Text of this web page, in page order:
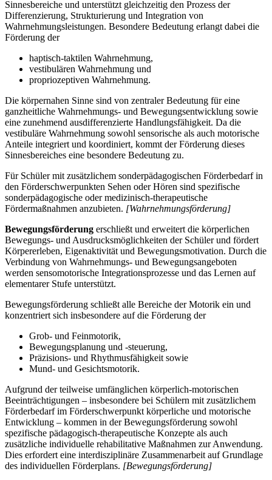
Sinnesbereiche und unterstützt gleichzeitig den Prozess der
Differenzierung, Strukturierung und Integration von
Wahrnehmungsleistungen. Besondere Bedeutung erlangt dabei die
Förderung der
haptisch-taktilen Wahrnehmung,
vestibulären Wahrnehmung und
propriozeptiven Wahrnehmung.
Die körpernahen Sinne sind von zentraler Bedeutung für eine
ganzheitliche Wahrnehmungs- und Bewegungsentwicklung sowie
eine zunehmend ausdifferenzierte Handlungsfähigkeit. Da die
vestibuläre Wahrnehmung sowohl sensorische als auch motorische
Anteile integriert und koordiniert, kommt der Förderung dieses
Sinnesbereiches eine besondere Bedeutung zu.
Für Schüler mit zusätzlichem sonderpädagogischen Förderbedarf in
den Förderschwerpunkten Sehen oder Hören sind spezifische
sonderpädagogische oder medizinisch-therapeutische
Fördermaßnahmen anzubieten. [Wahrnehmungsförderung]
Bewegungsförderung erschließt und erweitert die körperlichen
Bewegungs- und Ausdrucksmöglichkeiten der Schüler und fördert
Körpererleben, Eigenaktivität und Bewegungsmotivation. Durch die
Verbindung von Wahrnehmungs- und Bewegungsangeboten
werden sensomotorische Integrationsprozesse und das Lernen auf
elementarer Stufe unterstützt.
Bewegungsförderung schließt alle Bereiche der Motorik ein und
konzentriert sich insbesondere auf die Förderung der
Grob- und Feinmotorik,
Bewegungsplanung und -steuerung,
Präzisions- und Rhythmusfähigkeit sowie
Mund- und Gesichtsmotorik.
Aufgrund der teilweise umfänglichen körperlich-motorischen
Beeinträchtigungen – insbesondere bei Schülern mit zusätzlichem
Förderbedarf im Förderschwerpunkt körperliche und motorische
Entwicklung – kommen in der Bewegungsförderung sowohl
spezifische pädagogisch-therapeutische Konzepte als auch
zusätzliche individuelle rehabilitative Maßnahmen zur Anwendung.
Dies erfordert eine interdisziplinäre Zusammenarbeit auf Grundlage
des individuellen Förderplans. [Bewegungsförderung]